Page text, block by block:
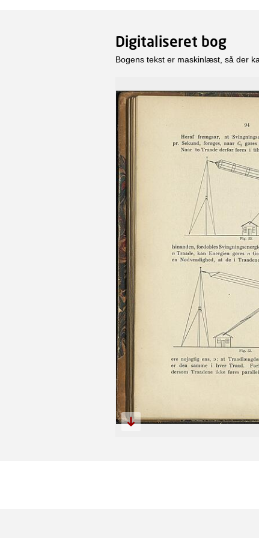
Digitaliseret bog
Bogens tekst er maskinlæst, så der